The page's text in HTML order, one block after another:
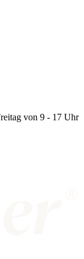
von 9 - 17 Uhr